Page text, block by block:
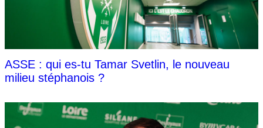
ASSE : qui es-tu Tamar Svetlin, le nouveau
milieu stéphanois ?